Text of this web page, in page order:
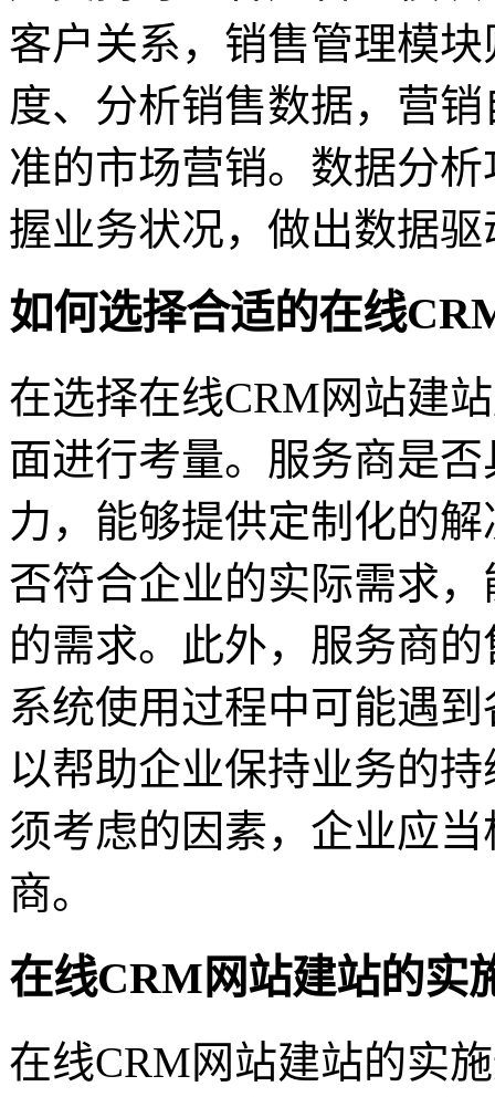
客户关系，销售管理模
度、分析销售数据，营
准的市场营销。数据分
握业务状况，做出数据
如何选择合适的在线
在选择在线CRM网站建
面进行考量。服务商是
力，能够提供定制化的
否符合企业的实际需求
的需求。此外，服务商
系统使用过程中可能遇
以帮助企业保持业务的
须考虑的因素，企业应
商。
在线CRM网站建站的实
在线CRM网站建站的实